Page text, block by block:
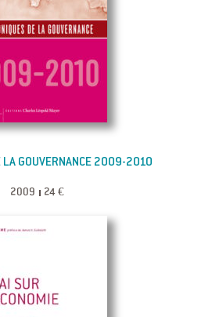
LA GOUVERNANCE 2009-2010
2009 24 €